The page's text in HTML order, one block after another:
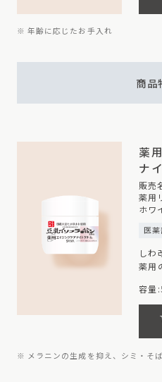
※ 年齢に応じたお手入れ
商品
薬
ナ
販売
薬用
ホワ
医
しわ
薬用
容量
※ メラニンの生成を抑え、シミ・そ